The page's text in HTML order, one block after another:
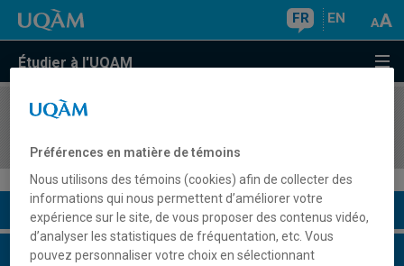
FR EN
Étudier à l'UQAM
COURS//
Description du cours
Horaire - Été 2026
Préférences en matière de témoins
Nous utilisons des témoins (cookies) afin de collecter des
informations qui nous permettent d’améliorer votre
expérience sur le site, de vous proposer des contenus vidéo,
d’analyser les statistiques de fréquentation, etc. Vous
pouvez personnaliser votre choix en sélectionnant